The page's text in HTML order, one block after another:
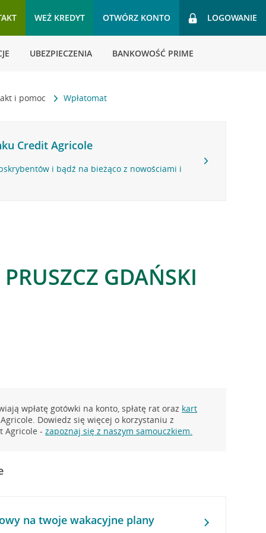
WEŹ KREDYT OTWÓRZ KONTO LOGOWANIE
UBEZPIECZENIA BANKOWOŚĆ PRIME
i pomoc Wpłatomat
Credit Agricole
i bądź na bieżąco z nowościami i
GDAŃSKI
wpłatę gotówki na konto, spłatę rat oraz kart
Dowiedz się więcej o korzystaniu z
Agricole -zapoznaj się z naszym samouczkiem.
na twoje wakacyjne plany